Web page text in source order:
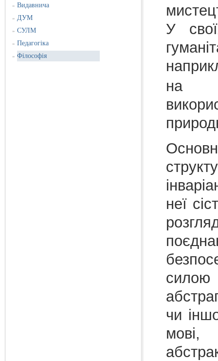
» Видавнича
» ДУМ
» СУЛМ
» Педагогіка
» Філософія
У
на
неї
чи
мові,